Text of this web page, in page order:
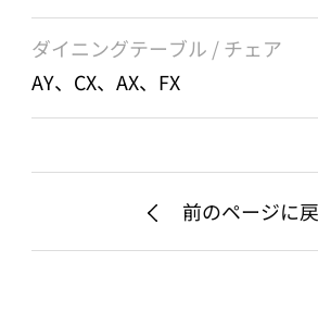
ダイニングテーブル / チェア
AY、CX、AX、FX
前のページに